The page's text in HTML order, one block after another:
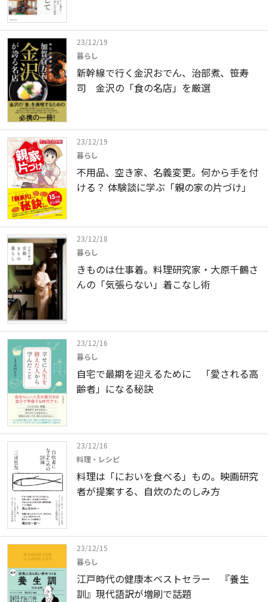
23/12/19
暮らし
新幹線で行く金沢おでん、治部煮、笹寿
司 金沢の「食の名店」を厳選
23/12/19
暮らし
不用品、空き家、名義変更。何から手を付
ける？ 体験談に学ぶ「親の家の片づけ」
23/12/18
暮らし
きものは仕事着。料理研究家・大原千鶴さ
んの「気張らない」着こなし術
23/12/16
暮らし
自宅で最期を迎えるために 「愛される高
齢者」になる秘訣
23/12/16
料理・レシピ
料理は「においを食べる」もの。映画研究
者が提案する、自炊のたのしみ方
23/12/15
暮らし
江戸時代の健康本ベストセラー 『養生
訓』現代語訳が増刷で話題